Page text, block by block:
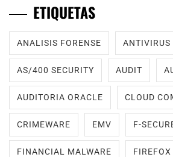
ETIQUETAS
ANALISIS FORENSE ANTIVIRUS
AS/400 SECURITY AUDIT
AUDITORIA ORACLE CLOUD
CRIMEWARE EMV F-
FINANCIAL MALWARE FIREFOX